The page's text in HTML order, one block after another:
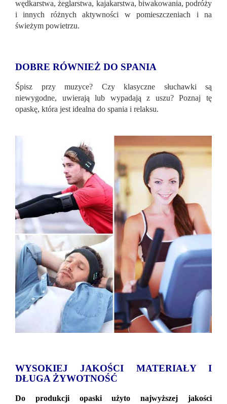
wędkarstwa, żeglarstwa, kajakarstwa, biwakowania, podróży
i innych różnych aktywności w pomieszczeniach i na
świeżym powietrzu.
DOBRE RÓWNIEŻ DO SPANIA
Śpisz przy muzyce? Czy klasyczne słuchawki są
niewygodne, uwierają lub wypadają z uszu? Poznaj tę
opaskę, która jest idealna do spania i relaksu.
WYSOKIEJ JAKOŚCI MATERIAŁY I
DŁUGA ŻYWOTNOŚĆ
Do produkcji opaski użyto najwyższej jakości